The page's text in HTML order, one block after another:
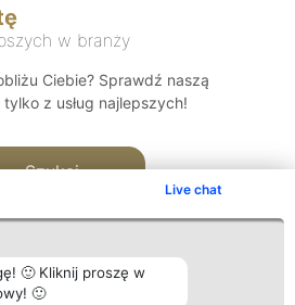
Live chat
🙂 Kliknij proszę w
🙂
w branży
Ciebie? Sprawdź naszą
z usług najlepszych!
Szukaj